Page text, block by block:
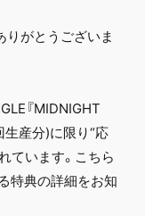
りがとうございま
『MIDNIGHT
生産分)に限り“応
ています。こちら
特典の詳細をお知